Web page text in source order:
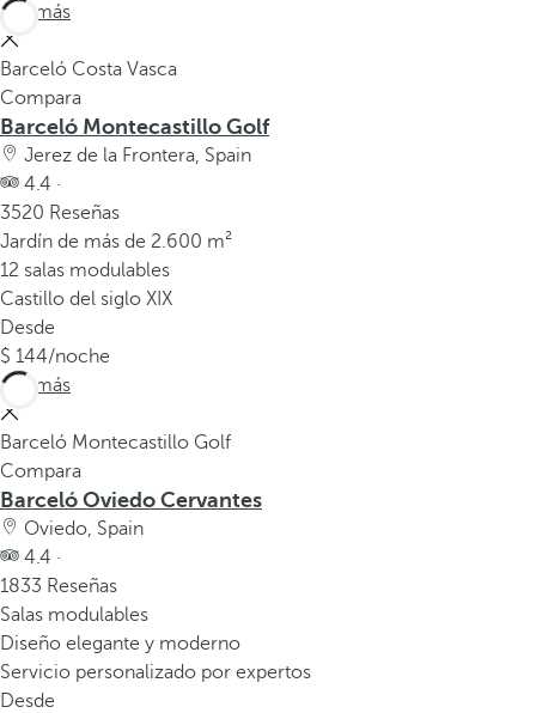
Ver más
Barceló Costa Vasca
Compara
Barceló Montecastillo Golf
Jerez de la Frontera, Spain
4.4 ·
3520 Reseñas
Jardín de más de 2.600 m²
12 salas modulables
Castillo del siglo XIX
Desde
144/noche
Ver más
Barceló Montecastillo Golf
Compara
Barceló Oviedo Cervantes
Oviedo, Spain
4.4 ·
1833 Reseñas
Salas modulables
Diseño elegante y moderno
Servicio personalizado por expertos
Desde